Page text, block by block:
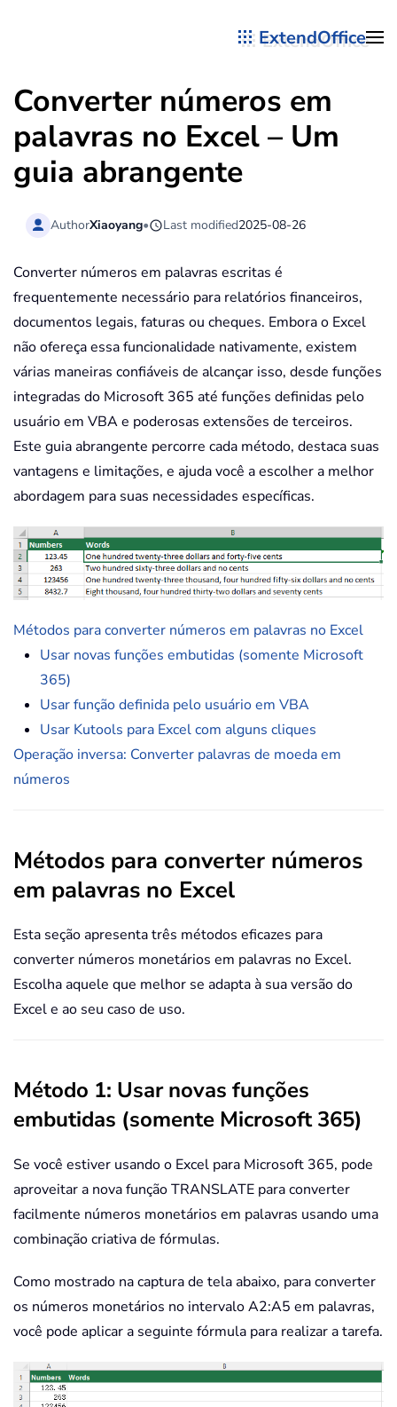
ExtendOffice
Converter números em
palavras no Excel – Um
guia abrangente
AuthorXiaoyang• Last modified2025-08-26
Converter números em palavras escritas é
frequentemente necessário para relatórios financeiros,
documentos legais, faturas ou cheques. Embora o Excel
não ofereça essa funcionalidade nativamente, existem
várias maneiras confiáveis de alcançar isso, desde funções
integradas do Microsoft 365 até funções definidas pelo
usuário em VBA e poderosas extensões de terceiros.
Este guia abrangente percorre cada método, destaca suas
vantagens e limitações, e ajuda você a escolher a melhor
abordagem para suas necessidades específicas.
Métodos para converter números em palavras no Excel
Usar novas funções embutidas (somente Microsoft
365)
Usar função definida pelo usuário em VBA
Usar Kutools para Excel com alguns cliques
Operação inversa: Converter palavras de moeda em
números
Métodos para converter números
em palavras no Excel
Esta seção apresenta três métodos eficazes para
converter números monetários em palavras no Excel.
Escolha aquele que melhor se adapta à sua versão do
Excel e ao seu caso de uso.
Método 1: Usar novas funções
embutidas (somente Microsoft 365)
Se você estiver usando o Excel para Microsoft 365, pode
aproveitar a nova função TRANSLATE para converter
facilmente números monetários em palavras usando uma
combinação criativa de fórmulas.
Como mostrado na captura de tela abaixo, para converter
os números monetários no intervalo A2:A5 em palavras,
você pode aplicar a seguinte fórmula para realizar a tarefa.